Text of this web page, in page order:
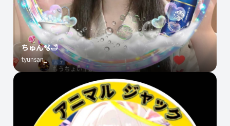
ちゅん🫧🛁
tyunsan_